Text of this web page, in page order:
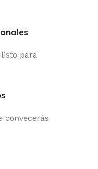
para
convecerás